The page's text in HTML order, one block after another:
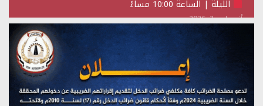
الليلة | الساعة 10:00 مساءً
أغسطس 2, 2026
تستمعون لبرنامج (حدث في مثل هذا اليوم)
(نحن لا نهزم) بث مباشر
يوليو 28, 2026